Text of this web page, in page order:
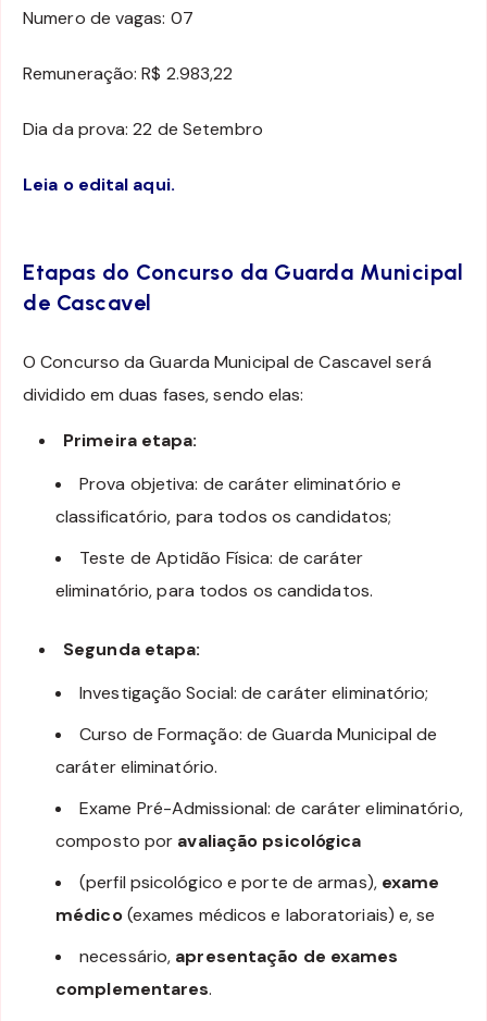
Numero de vagas: 07
Remuneração: R$ 2.983,22
Dia da prova: 22 de Setembro
Leia o edital aqui.
Etapas do Concurso da Guarda Municipal
de Cascavel
O Concurso da Guarda Municipal de Cascavel será
dividido em duas fases, sendo elas:
Primeira etapa:
Prova objetiva: de caráter eliminatório e
classificatório, para todos os candidatos;
Teste de Aptidão Física: de caráter
eliminatório, para todos os candidatos.
Segunda etapa:
Investigação Social: de caráter eliminatório;
Curso de Formação: de Guarda Municipal de
caráter eliminatório.
Exame Pré-Admissional: de caráter eliminatório,
composto por avaliação psicológica
(perfil psicológico e porte de armas),exame
médico(exames médicos e laboratoriais) e, se
necessário, apresentação de exames
complementares.